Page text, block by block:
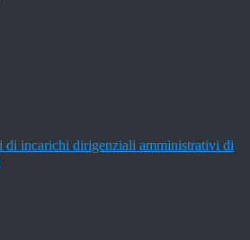
di incarichi dirigenziali amministrativi di